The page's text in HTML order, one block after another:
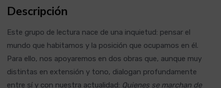
Descripción
Este grupo de lectura nace de una inquietud: pensar el
mundo que habitamos y la posición que ocupamos en él.
Para ello, nos apoyaremos en dos obras que, aunque muy
distintas en extensión y tono, dialogan profundamente
entre sí y con nuestra actualidad: Quienes se marchan de